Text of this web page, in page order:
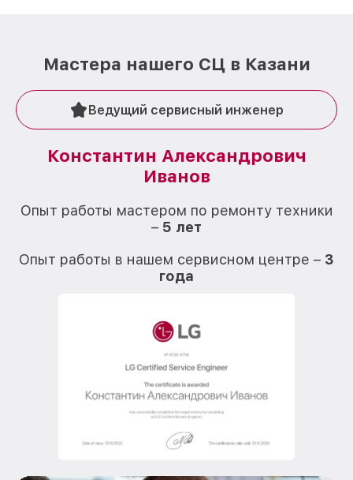
Мастера нашего СЦ в Казани
Ведущий сервисный инженер
Константин Александрович
Иванов
Опыт работы мастером по ремонту техники
– 5 лет
Опыт работы в нашем сервисном центре – 3
года